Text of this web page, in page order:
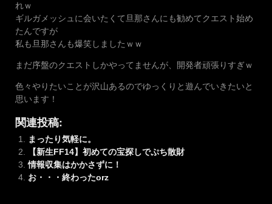
れｗ
ギルガメッシュに会いたくて旦那さんにも勧めてクエスト始め
たんですが
私も旦那さんも爆笑しましたｗｗ
まだ序盤のクエストしかやってませんが、開発者頑張りすぎｗ
色々やりたいことが沢山あるのでゆっくりと遊んでいきたいと
思います！
関連投稿:
まったり気軽に。
【新生FF14】初めての宝探しでぷち散財
情報収集はかかさずに！
お・・・終わったorz